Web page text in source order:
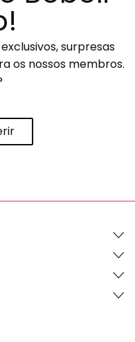
surpresas
os nossos membros.